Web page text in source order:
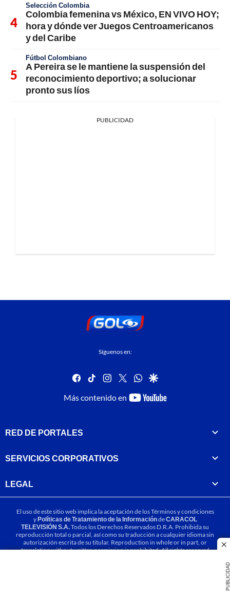
PUBLICIDAD
Selección Colombia
Colombia femenina vs México, EN VIVO HOY;
hora y dónde ver Juegos Centroamericanos
y del Caribe
Fútbol Colombiano
A Pereira se le mantiene la suspensión del
reconocimiento deportivo; a solucionar
pronto sus líos
PUBLICIDAD
Síguenos en:
facebook
tiktok instagram
twitterwhatsapp
google
Más contenido en
youtube-
RED DE PORTALES
SERVICIOS CORPORATIVOS
LEGAL
El uso de este sitio web implica la aceptación de losTérminos y condiciones
yPolíticas de Tratamiento de la InformacióndeCARACOL
TELEVISIÓN S.A.Todos los Derechos Reservados D.R.A. Prohibida su
reproducción total o parcial, así como su traducción a cualquier idioma sin
autorización escrita de su titular. Reproduction in whole or in part, or
translation without written permission is prohibited. All rights reserved